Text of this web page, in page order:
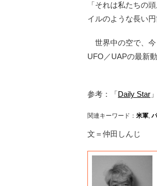
「それは私たちの
イルのような長い
世界中の空で、今
UFO／UAPの最新
参考：「Daily Star
関連キーワード： 米軍,
文＝仲田しんじ